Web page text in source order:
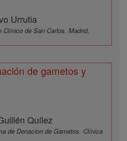
Urrutia
Clínico de San Carlos. Madrid.
de gametos y
Quílez
de Donacion de Gametos. Clínica